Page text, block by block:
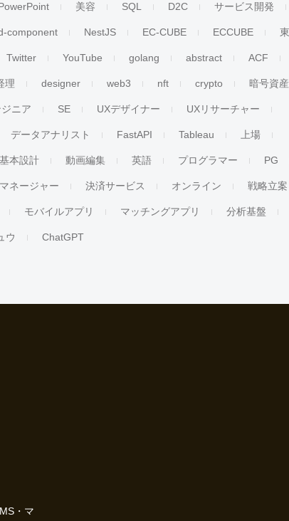
美容 SQL D2C サービス開発
component NestJS EC-CUBE ECCUBE
Twitter YouTube golang abstract ACF
理 designer web3 nft crypto 暗号資産
ニア SE UXデザイナー UXリサーチャー
データアナリスト FastAPI Tableau 上場
基本設計 動画編集 英語 プログラマー PG
マネージャー 決済サービス オンライン 戦略立案
モバイルアプリ マッチングアプリ 分析基盤
ウ ChatGPT
・マ